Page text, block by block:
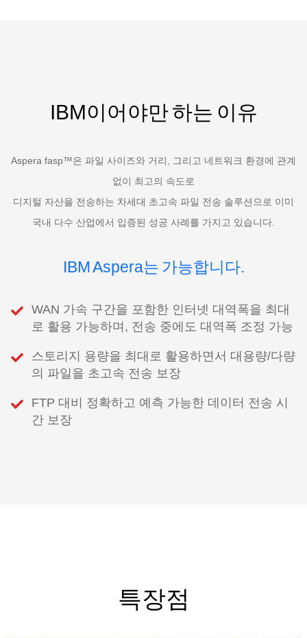
IBM이어야만 하는 이유
Aspera fasp™은 파일 사이즈와 거리, 그리고 네트워크 환경에 관계
없이 최고의 속도로
디지털 자산을 전송하는 차세대 초고속 파일 전송 솔루션으로 이미
국내 다수 산업에서 입증된 성공 사례를 가지고 있습니다.
IBM Aspera는 가능합니다.
WAN 가속 구간을 포함한 인터넷 대역폭을 최대
로 활용 가능하며, 전송 중에도 대역폭 조정 가능
스토리지 용량을 최대로 활용하면서 대용량/다량
의 파일을 초고속 전송 보장
FTP 대비 정확하고 예측 가능한 데이터 전송 시
간 보장
특장점